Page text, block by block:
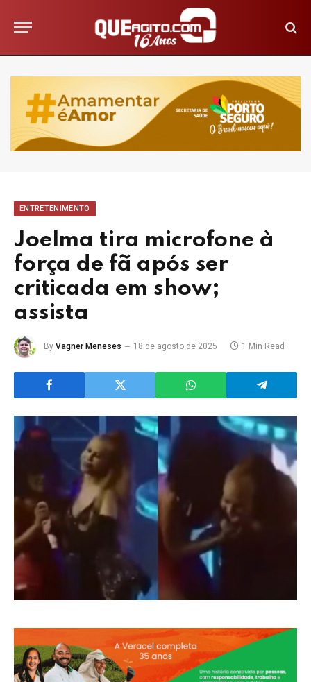
ENTRETENIMENTO
Joelma tira microfone à
força de fã após ser
criticada em show;
assista
By Vagner Meneses 18 de agosto de 2025 1 Min Read